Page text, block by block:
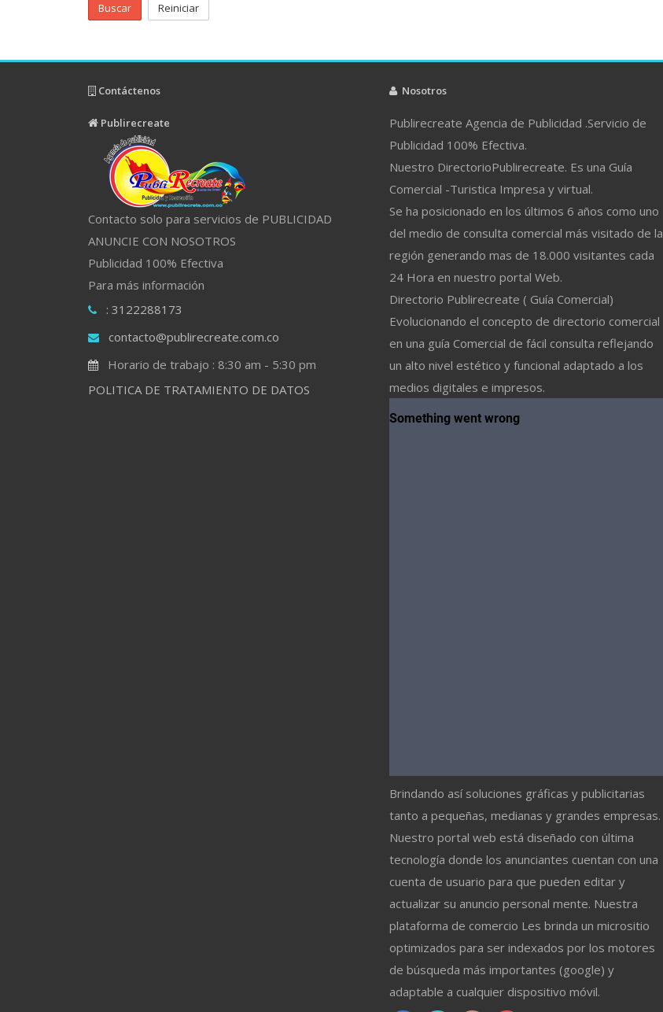
Buscar Reiniciar
Contáctenos
Publirecreate
Contacto solo para servicios de PUBLICIDAD
ANUNCIE CON NOSOTROS
Publicidad 100% Efectiva
Para más información
: 3122288173
contacto@publirecreate.com.co
Horario de trabajo : 8:30 am - 5:30 pm
POLITICA DE TRATAMIENTO DE DATOS
Nosotros
Publirecreate Agencia de Publicidad .Servicio de
Publicidad 100% Efectiva.
Nuestro DirectorioPublirecreate. Es una Guía
Comercial -Turistica Impresa y virtual.
Se ha posicionado en los últimos 6 años como uno
del medio de consulta comercial más visitado de la
región generando mas de 18.000 visitantes cada
24 Hora en nuestro portal Web.
Directorio Publirecreate ( Guía Comercial)
Evolucionando el concepto de directorio comercial
en una guía Comercial de fácil consulta reflejando
un alto nivel estético y funcional adaptado a los
medios digitales e impresos.
Brindando así soluciones gráficas y publicitarias
tanto a pequeñas, medianas y grandes empresas.
Nuestro portal web está diseñado con última
tecnología donde los anunciantes cuentan con una
cuenta de usuario para que pueden editar y
actualizar su anuncio personal mente. Nuestra
plataforma de comercio Les brinda un micrositio
optimizados para ser indexados por los motores
de búsqueda más importantes (google) y
adaptable a cualquier dispositivo móvil.